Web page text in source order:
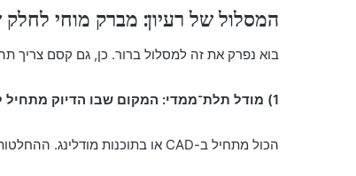
המסלול של רעיון: מברק מוחי
בוא נפרק את זה למסלול ברור. כן, גם קסם צריך
1) מודל תלת־ממדי: המקום שבו הדיוק מתחיל להתנהג יפה
הכול מתחיל ב-CAD או בתוכנות מודלינג. ההחלטות כאן קובעות: